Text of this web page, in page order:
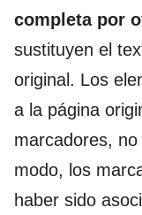
completa por
sustituyen el
original. Los
a la página
marcadores,
modo, los
haber sido